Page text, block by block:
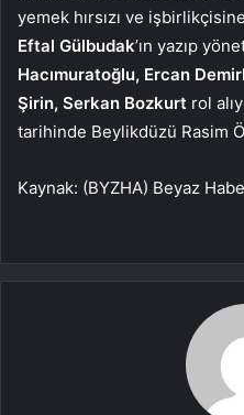
yemek hırsızı ve
Eftal Gülbudak’ın yazıp
Hacımuratoğlu, Ercan
Şirin, Serkan Bozkurt rol
tarihinde Beylikdüzü Rasim
Kaynak: (BYZHA) Beyaz